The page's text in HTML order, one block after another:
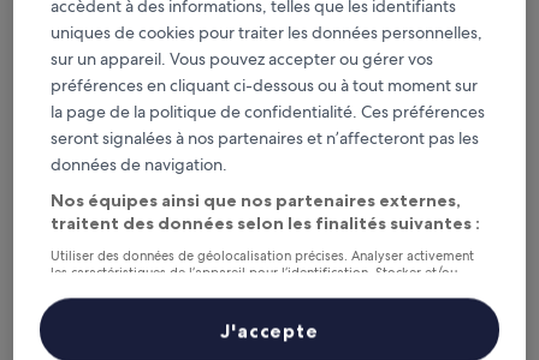
Options d’annulation gratuite en cas de
changement de programme
Gagnez des récompenses pour chaque
nuit séjournée
Économisez plus grâce aux Prix membres
Consultez les prix pour ces dates
accèdent à des informations, telles que les identifiants
uniques de cookies pour traiter les données personnelles,
sur un appareil. Vous pouvez accepter ou gérer vos
préférences en cliquant ci-dessous ou à tout moment sur
la page de la politique de confidentialité. Ces préférences
seront signalées à nos partenaires et n’affecteront pas les
données de navigation.
Nos équipes ainsi que nos partenaires externes,
traitent des données selon les finalités suivantes :
Utiliser des données de géolocalisation précises. Analyser activement
les caractéristiques de l’appareil pour l’identification. Stocker et/ou
personnalisés, mesure de performance des publicités et du contenu,
études d’audience et développement de services.
Liste de nos partenaires (fournisseurs)
J'accepte